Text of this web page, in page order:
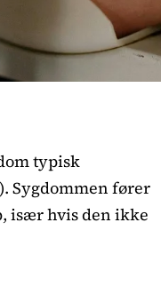
typisk
Sygdommen fører
især hvis den ikke